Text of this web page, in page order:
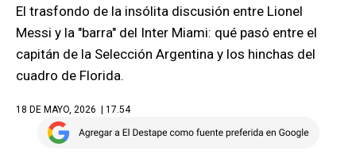
El trasfondo de la insólita discusión entre Lionel
Messi y la "barra" del Inter Miami: qué pasó entre el
capitán de la Selección Argentina y los hinchas del
cuadro de Florida.
18 DE MAYO, 2026 | 17.54